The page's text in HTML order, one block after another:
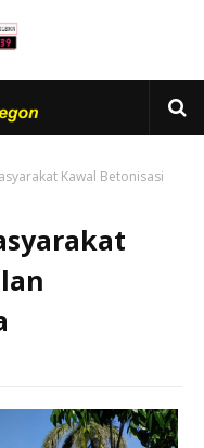
Kawal Betonisasi